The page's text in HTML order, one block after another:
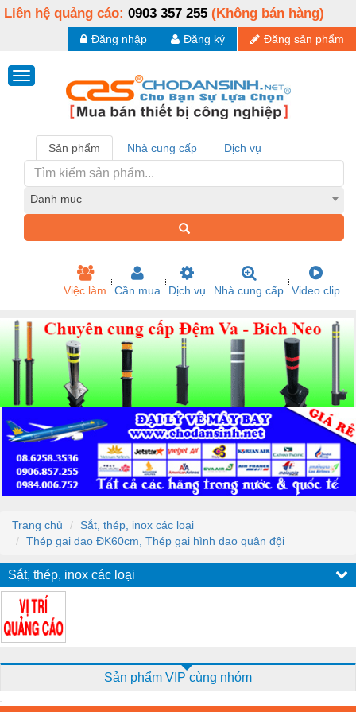
Liên hệ quảng cáo: 0903 357 255 (Không bán hàng)
Đăng sản phẩm
Đăng ký
Đăng nhập
Sản phẩm Nhà cung cấp Dịch vụ
Danh mục
Việc làm Cần mua Dịch vụ Nhà cung cấp Video clip
Trang chủ
Sắt, thép, inox các loại
Thép gai dao ĐK60cm, Thép gai hình dao quân đội
Sắt, thép, inox các loại
Sản phẩm VIP cùng nhóm